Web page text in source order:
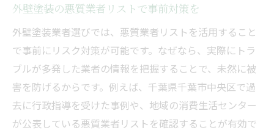
外壁塗装の悪質業者リストで事前対策を
外壁塗装業者選びでは、悪質業者リストを活用すること
で事前にリスク対策が可能です。なぜなら、実際にトラ
ブルが多発した業者の情報を把握することで、未然に被
害を防げるからです。例えば、千葉県千葉市中央区で過
去に行政指導を受けた事例や、地域の消費生活センター
が公表している悪質業者リストを確認することが有効で